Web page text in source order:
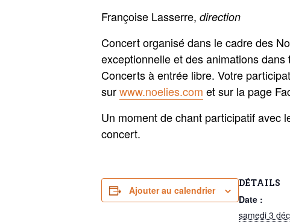
Françoise Lasserre, direction
Concert organisé dans le cadre des
exceptionnelle et des animations
Concerts à entrée libre. Votre
surwww.noelies.com et sur la page
Un moment de chant participatif avec
concert.
Ajouter au calendrier
DÉTAILS
Date :
samedi 3